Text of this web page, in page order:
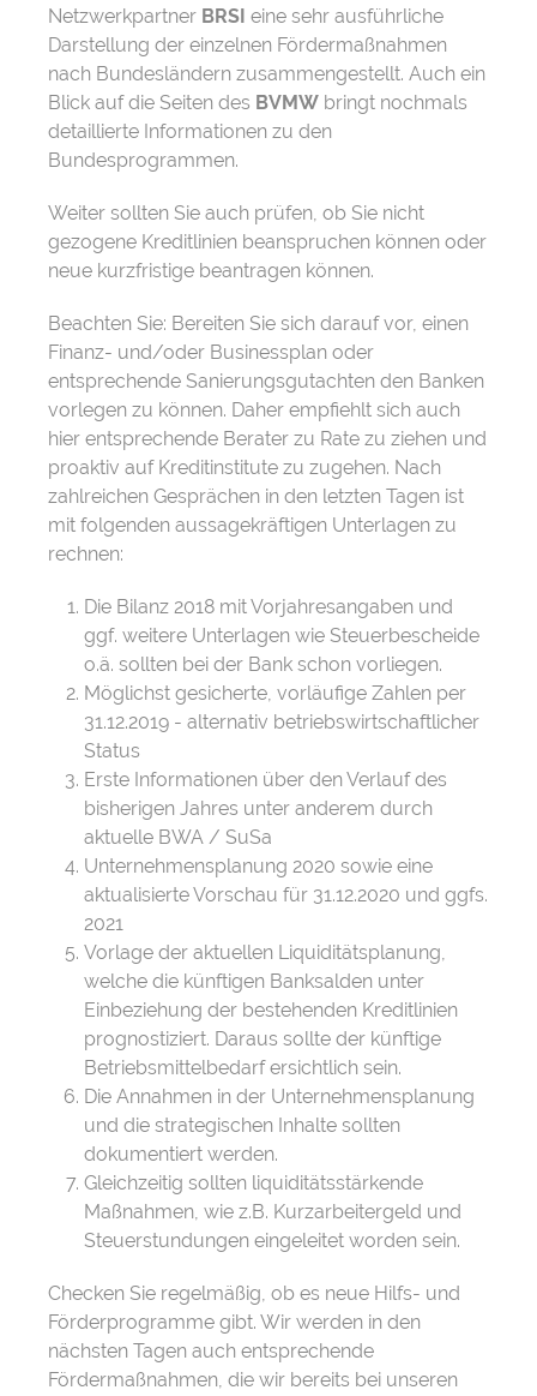
Netzwerkpartner BRSI eine sehr ausführliche
Darstellung der einzelnen Fördermaßnahmen
nach Bundesländern zusammengestellt. Auch ein
Blick auf die Seiten des BVMW bringt nochmals
detaillierte Informationen zu den
Bundesprogrammen.
Weiter sollten Sie auch prüfen, ob Sie nicht
gezogene Kreditlinien beanspruchen können oder
neue kurzfristige beantragen können.
Beachten Sie: Bereiten Sie sich darauf vor, einen
Finanz- und/oder Businessplan oder
entsprechende Sanierungsgutachten den Banken
vorlegen zu können. Daher empfiehlt sich auch
hier entsprechende Berater zu Rate zu ziehen und
proaktiv auf Kreditinstitute zu zugehen. Nach
zahlreichen Gesprächen in den letzten Tagen ist
mit folgenden aussagekräftigen Unterlagen zu
rechnen:
Die Bilanz 2018 mit Vorjahresangaben und
ggf. weitere Unterlagen wie Steuerbescheide
o.ä. sollten bei der Bank schon vorliegen.
Möglichst gesicherte, vorläufige Zahlen per
31.12.2019 - alternativ betriebswirtschaftlicher
Status
Erste Informationen über den Verlauf des
bisherigen Jahres unter anderem durch
aktuelle BWA / SuSa
Unternehmensplanung 2020 sowie eine
aktualisierte Vorschau für 31.12.2020 und ggfs.
2021
Vorlage der aktuellen Liquiditätsplanung,
welche die künftigen Banksalden unter
Einbeziehung der bestehenden Kreditlinien
prognostiziert. Daraus sollte der künftige
Betriebsmittelbedarf ersichtlich sein.
Die Annahmen in der Unternehmensplanung
und die strategischen Inhalte sollten
dokumentiert werden.
Gleichzeitig sollten liquiditätsstärkende
Maßnahmen, wie z.B. Kurzarbeitergeld und
Steuerstundungen eingeleitet worden sein.
Checken Sie regelmäßig, ob es neue Hilfs- und
Förderprogramme gibt. Wir werden in den
nächsten Tagen auch entsprechende
Fördermaßnahmen, die wir bereits bei unseren